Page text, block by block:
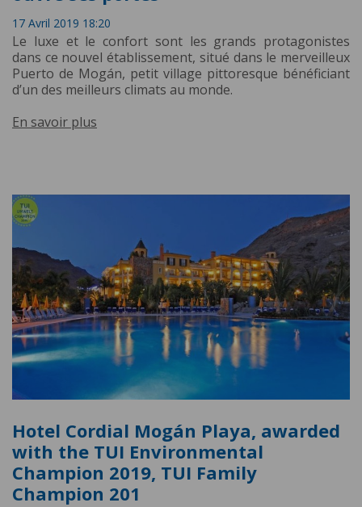
17 Avril 2019 18:20
Le luxe et le confort sont les grands protagonistes
dans ce nouvel établissement, situé dans le merveilleux
Puerto de Mogán, petit village pittoresque bénéficiant
d’un des meilleurs climats au monde.
En savoir plus
Hotel Cordial Mogán Playa, awarded
with the TUI Environmental
Champion 2019, TUI Family
Champion 201